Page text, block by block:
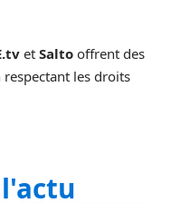
et Salto offrent des
les droits